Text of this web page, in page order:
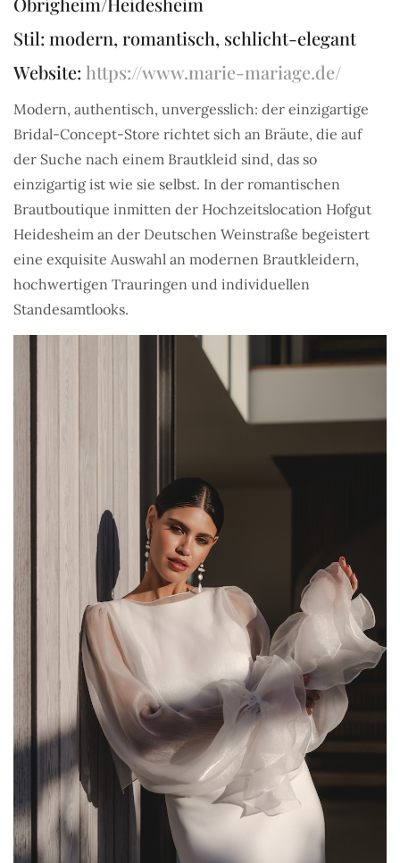
Stil: modern, romantisch, schlicht-elegant
Website: https://www.marie-mariage.de/
Modern, authentisch, unvergesslich: der einzigartige
Bridal-Concept-Store richtet sich an Bräute, die auf
der Suche nach einem Brautkleid sind, das so
einzigartig ist wie sie selbst. In der romantischen
Brautboutique inmitten der Hochzeitslocation Hofgut
Heidesheim an der Deutschen Weinstraße begeistert
eine exquisite Auswahl an modernen Brautkleidern,
hochwertigen Trauringen und individuellen
Standesamtlooks.